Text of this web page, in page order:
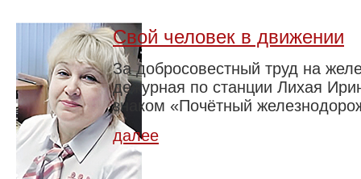
Свой человек в движении
За добросовестный труд на
дежурная по станции Лихая
знаком «Почётный
далее